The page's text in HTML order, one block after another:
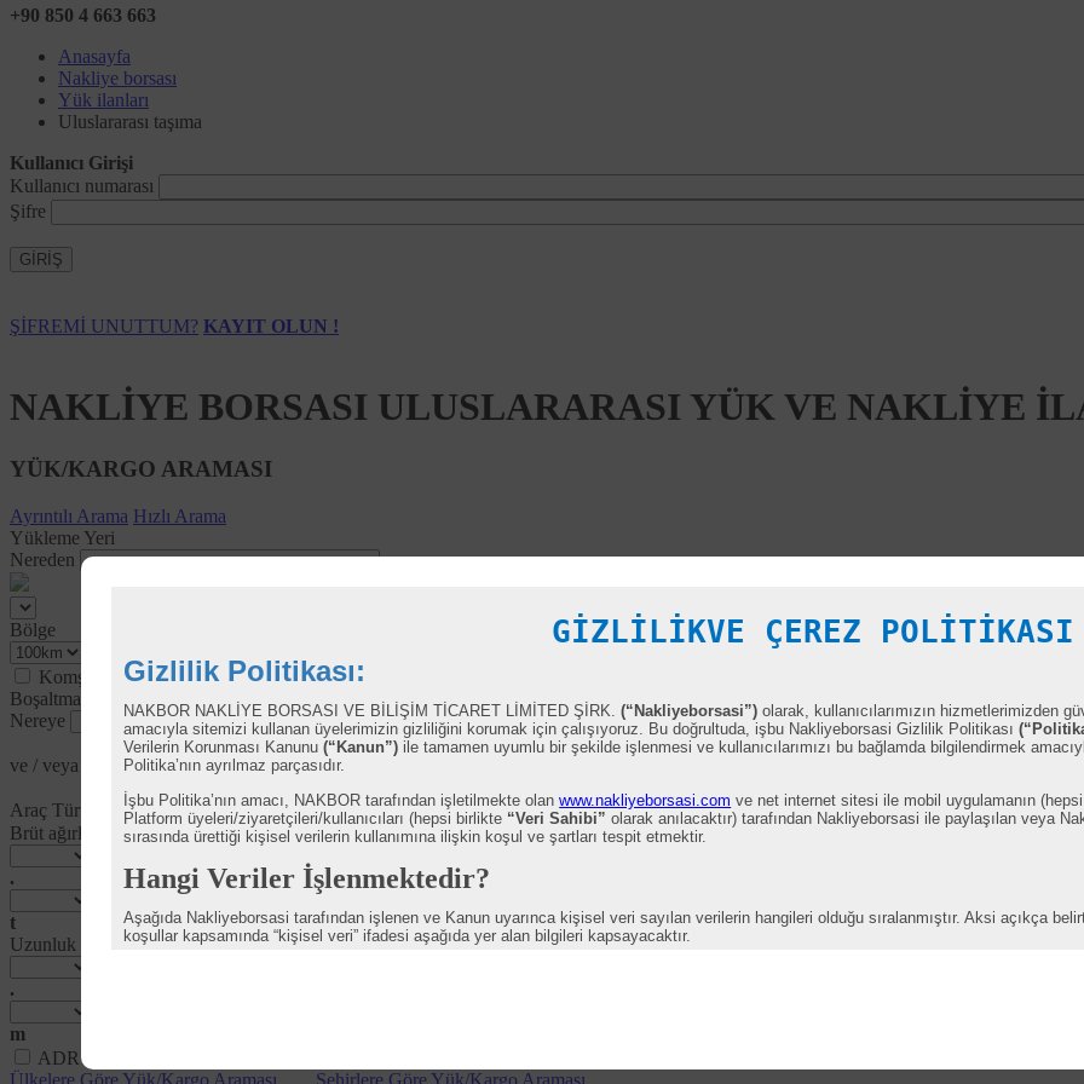
+90 850 4 663 663
Anasayfa
Nakliye borsası
Yük ilanları
Uluslararası taşıma
Kullanıcı Girişi
Kullanıcı numarası
Şifre
GİRİŞ
ŞİFREMİ UNUTTUM? KAYIT OLUN !
NAKLİYE BORSASI ULUSLARARASI YÜK VE NAKLİYE
YÜK/KARGO ARAMASI
Ayrıntılı Arama Hızlı Arama
Yükleme Yeri
Nereden
Bölge
Komşu Ülkeler
Boşaltma Yeri
Nereye
ve / veya
Araç Türü
Brüt ağırlık <=
.
t
Uzunluk <=
.
m
ADR
Ülkelere Göre Yük/Kargo Araması
Şehirlere Göre Yük/Kargo Araması
GİZLİLİKVE ÇEREZ POLİTİKASI
Gizlilik Politikası:
NAKBOR NAKLİYE BORSASI VE BİLİŞİM TİCARET LİMİTED ŞİRK.(“Nakliyeborsasi”) olarak, kullanıcılarımızın hizmetlerimizden
amacıyla sitemizi kullanan üyelerimizin gizliliğini korumak için çalışıyoruz. Bu doğrultuda, işbu Nakliyeborsasi Gizlilik Politikası
Verilerin Korunması Kanunu(“Kanun”) ile tamamen uyumlu bir şekilde işlenmesi ve kullanıcılarımızı bu bağlamda bilgilendirmek
Politika’nın ayrılmaz parçasıdır.
İşbu Politika’nın amacı, NAKBOR tarafından işletilmekte olanwww.nakliyeborsasi.com ve net internet sitesi ile mobil uygulamanın
Platform üyeleri/ziyaretçileri/kullanıcıları (hepsi birlikte “Veri Sahibi” olarak anılacaktır) tarafından Nakliyeborsasi ile paylaşılan veya
sırasında ürettiği kişisel verilerin kullanımına ilişkin koşul ve şartları tespit etmektir.
Hangi Veriler İşlenmektedir?
Aşağıda Nakliyeborsasi tarafından işlenen ve Kanun uyarınca kişisel veri sayılan verilerin hangileri olduğu sıralanmıştır. Aksi açıkça
koşullar kapsamında “kişisel veri” ifadesi aşağıda yer alan bilgileri kapsayacaktır.
Kullanıcı İşlem Bilgisi